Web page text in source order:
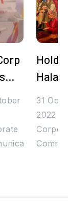
Hold
Halal
J99
Free
31
2022